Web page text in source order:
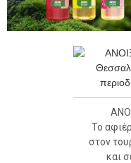
Το
στον
και